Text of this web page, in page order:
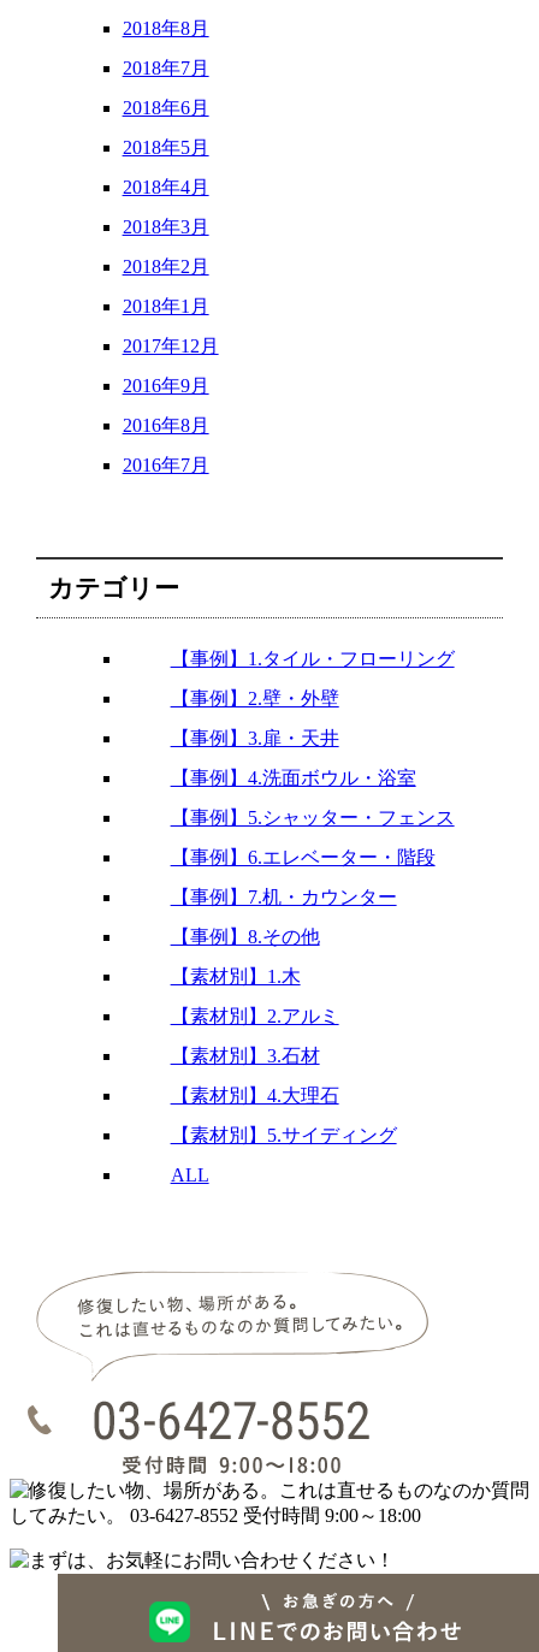
2018年8月
2018年7月
2018年6月
2018年5月
2018年4月
2018年3月
2018年2月
2018年1月
2017年12月
2016年9月
2016年8月
2016年7月
カテゴリー
【事例】1.タイル・フローリング
【事例】2.壁・外壁
【事例】3.扉・天井
【事例】4.洗面ボウル・浴室
【事例】5.シャッター・フェンス
【事例】6.エレベーター・階段
【事例】7.机・カウンター
【事例】8.その他
【素材別】1.木
【素材別】2.アルミ
【素材別】3.石材
【素材別】4.大理石
【素材別】5.サイディング
ALL